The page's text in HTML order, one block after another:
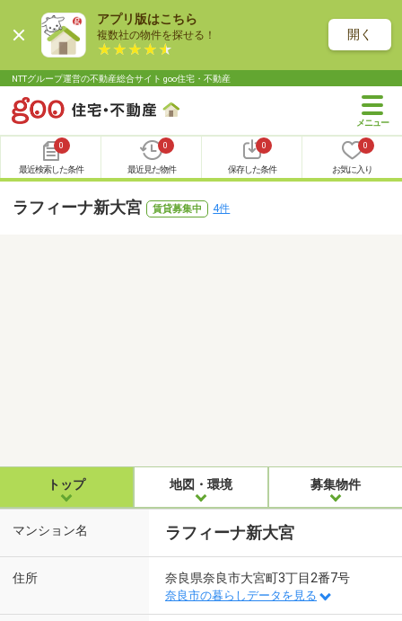
アプリ版はこちら
複数社の物件を探せる！ 開く
NTTグループ運営の不動産総合サイト goo住宅・不動産
0
最近検索した条件
0
最近見た物件
0
保存した条件
0
お気に入り
ラフィーナ新大宮 賃貸募集中 4件
トップ 地図・環境 募集物件
マンション名 ラフィーナ新大宮
住所 奈良県奈良市大宮町3丁目2番7号
奈良市の暮らしデータを見る